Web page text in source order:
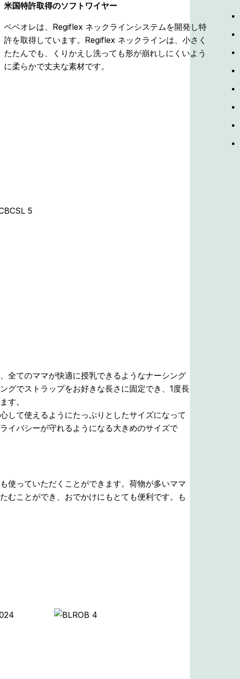
米国特許取得のソフトワイヤー
ベベオレは、Regiflex ネックラインシステムを開発し特
許を取得しています。Regiflex ネックラインは、小さく
たたんでも、くりかえし洗っても形が崩れしにくいよう
に柔らかで丈夫な素材です。
全てのママが快適に授乳できるようなナーシング
グでストラップをお好きな長さに固定でき、1度長
す。
して使えるようにたっぷりとしたサイズになって
イバシーが守れるようになる大きめのサイズで
使っていただくことができます。荷物が多いママ
むことができ、おでかけにもとても便利です。も